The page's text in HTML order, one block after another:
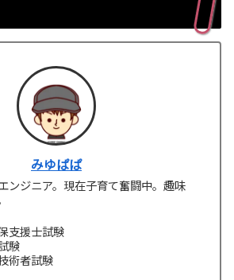
みゆぱぱ
ンジニア。現在子育て奮闘中。趣味
支援士試験
験
術者試験